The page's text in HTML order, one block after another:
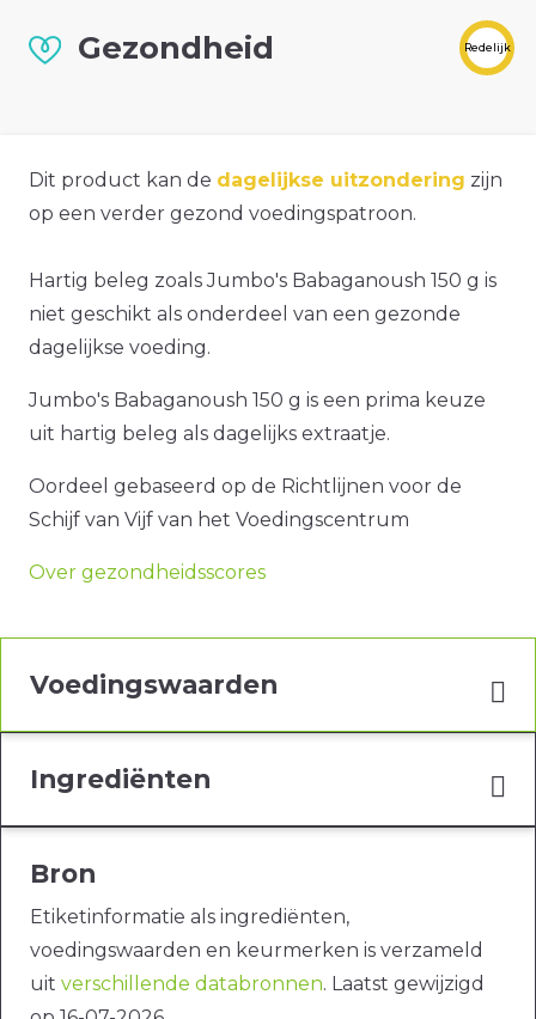
Gezondheid Redelijk
Dit product kan de dagelijkse uitzondering zijn
op een verder gezond voedingspatroon.
Hartig beleg zoals Jumbo's Babaganoush 150 g is
niet geschikt als onderdeel van een gezonde
dagelijkse voeding.
Jumbo's Babaganoush 150 g is een prima keuze
uit hartig beleg als dagelijks extraatje.
Oordeel gebaseerd op de Richtlijnen voor de
Schijf van Vijf van het Voedingscentrum
Over gezondheidsscores
Voedingswaarden
Ingrediënten
Bron
Etiketinformatie als ingrediënten,
voedingswaarden en keurmerken is verzameld
uit verschillende databronnen. Laatst gewijzigd